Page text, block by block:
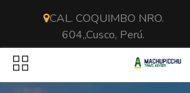
CAL. COQUIMBO NRO.
604,,Cusco, Perú.